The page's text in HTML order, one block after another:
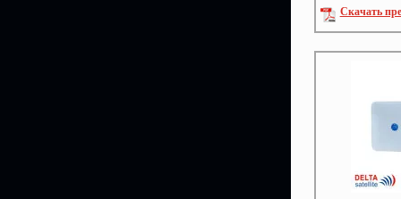
Скачать